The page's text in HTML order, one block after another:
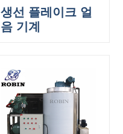
생선 플레이크 얼
음 기계